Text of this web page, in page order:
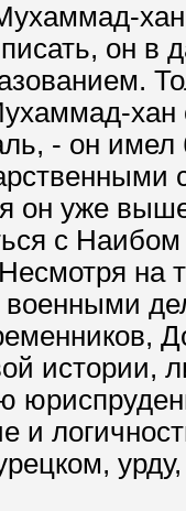
он
- он имел
он уже
с
на
истории,
и